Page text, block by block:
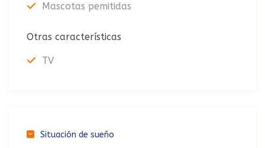
Mascotas pemitidas
Otras características
TV
Situación de sueño